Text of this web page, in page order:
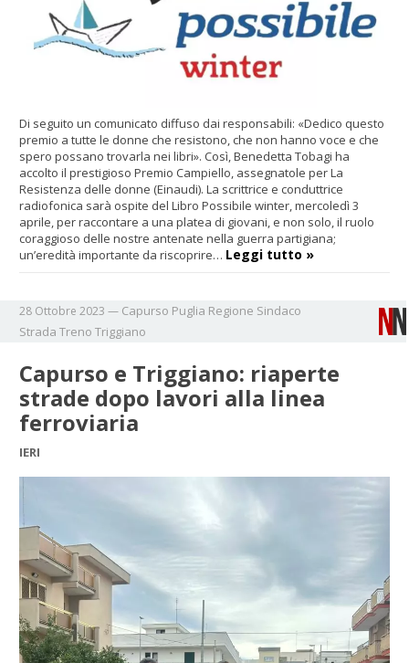
Di seguito un comunicato diffuso dai responsabili: «Dedico questo
premio a tutte le donne che resistono, che non hanno voce e che
spero possano trovarla nei libri». Così, Benedetta Tobagi ha
accolto il prestigioso Premio Campiello, assegnatole per La
Resistenza delle donne (Einaudi). La scrittrice e conduttrice
radiofonica sarà ospite del Libro Possibile winter, mercoledì 3
aprile, per raccontare a una platea di giovani, e non solo, il ruolo
coraggioso delle nostre antenate nella guerra partigiana;
un’eredità importante da riscoprire… Leggi tutto »
28 Ottobre 2023 — Capurso Puglia Regione Sindaco
Strada Treno Triggiano
Capurso e Triggiano: riaperte
strade dopo lavori alla linea
ferroviaria
IERI